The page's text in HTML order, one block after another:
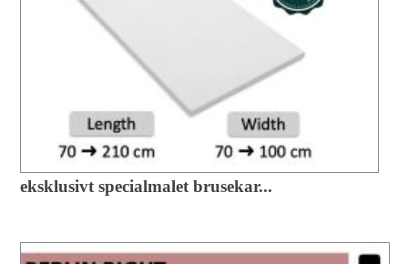
eksklusivt specialmalet brusekar...